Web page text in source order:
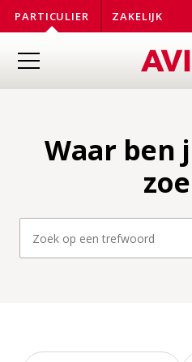
PARTICULIER ZAKELIJK
Waar ben